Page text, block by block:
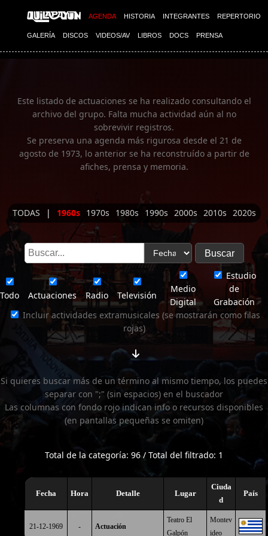
AGENDA HISTORIA INTEGRANTES REPERTORIO
GALERÍA DISCOS VIDEOS/AV LIBROS DOCS PRENSA
Imagen 01
Este listado de actuaciones se ha realizado consultando el
archivo del grupo. Falta mucha actividad aún al no
sobrevivir registros.
Se preserva una agenda más rigurosa desde el 21 de
agosto de 1973, lo anterior se ha reconstruído a partir de
afiches, prensa y memoria.
TODAS | 1960s 1970s 1980s 1990s 2000s 2010s 2020s
Todo Actuaciones Radio Televisión
Medio
Digital
Estudio
de
Grabación
Incluir actividades extramusicales (se mostrarán como filas
rojas)
Si quieres buscar más de un término al mismo tiempo, los puedes
separar con ";" (sin espacios) en el buscador
Las columnas con fondo rojo indican info o recursos disponibles
(en pantallas pequeñas se omiten)
Total de la categoría: 96 / Total del filtrado: 1
Fecha Hora Detalle Lugar
Ciuda
d
País
21-12-1969 - Actuación
Teatro El
Galpón
Montev
ideo